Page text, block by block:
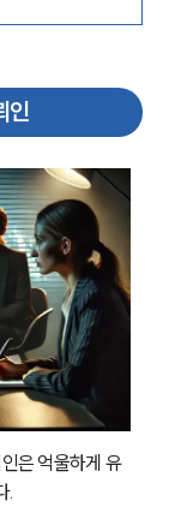
인
은 억울하게 유
.